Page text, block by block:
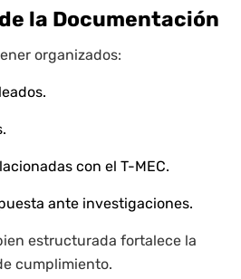
la Documentación
organizados:
con el T-MEC.
ante investigaciones.
estructurada fortalece la
cumplimiento.